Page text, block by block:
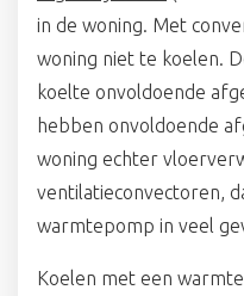
in de woning. Met
woning niet te koelen.
koelte onvoldoende
hebben onvoldoende
woning echter
ventilatieconvectoren,
warmtepomp in veel
Koelen met een